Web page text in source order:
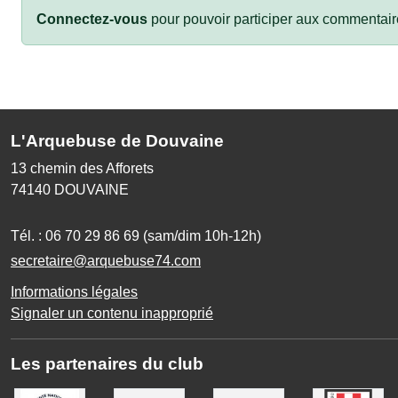
Connectez-vous pour pouvoir participer aux
L'Arquebuse de Douvaine
13 chemin des Afforets
74140 DOUVAINE
Tél. : 06 70 29 86 69 (sam/dim 10h-12h)
secretaire@arquebuse74.com
Informations légales
Signaler un contenu inapproprié
Les partenaires du club